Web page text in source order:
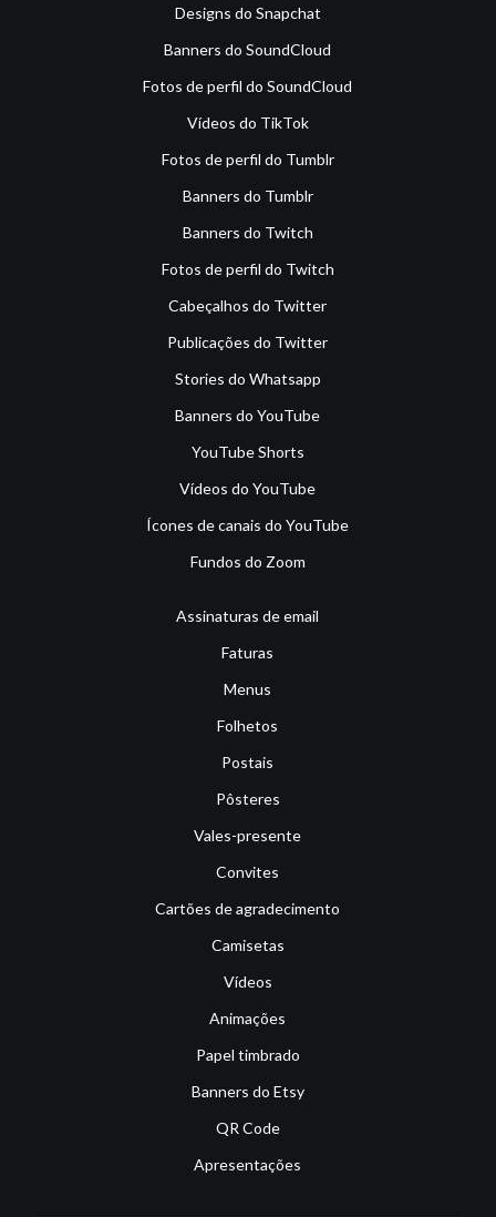
Designs do Snapchat
Banners do SoundCloud
Fotos de perfil do SoundCloud
Vídeos do TikTok
Fotos de perfil do Tumblr
Banners do Tumblr
Banners do Twitch
Fotos de perfil do Twitch
Cabeçalhos do Twitter
Publicações do Twitter
Stories do Whatsapp
Banners do YouTube
YouTube Shorts
Vídeos do YouTube
Ícones de canais do YouTube
Fundos do Zoom
Assinaturas de email
Faturas
Menus
Folhetos
Postais
Pôsteres
Vales-presente
Convites
Cartões de agradecimento
Camisetas
Vídeos
Animações
Papel timbrado
Banners do Etsy
QR Code
Apresentações